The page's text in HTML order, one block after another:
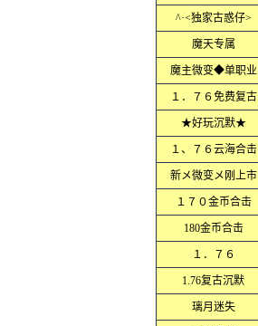
^·<独家古惑仔>
魔天专属
魔主微变◆单职业
１．７６免费复古
★好玩沉默★
１、７６云海合击
新メ微变メ刚上市
１７０金币合击
180金币合击
１．７６
1.76复古沉默
璃月迷失